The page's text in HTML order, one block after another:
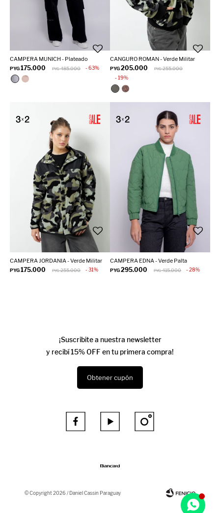
CAMPERA MUNICH - Plateado
PYG175.000 PYG 485.000 63
CANGURO ROMAN - Verde Militar
PYG205.000 PYG 255.000
19
CAMPERA JORDANIA - Verde Militar
PYG175.000 PYG 255.000 31
CAMPERA EDNA - Verde Palta
PYG295.000 PYG 415.000 28
¡Suscribite a nuestra newsletter
y recibí 15% OFF en tu primera compra!
Obtener cupón
  
© Copyright 2026 / Daniel Cassin Paraguay